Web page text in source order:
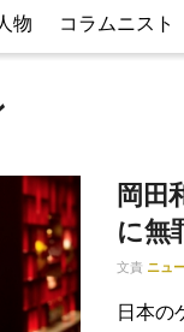
物 コラムニスト
岡田
に無
文責 ニュ
日本の